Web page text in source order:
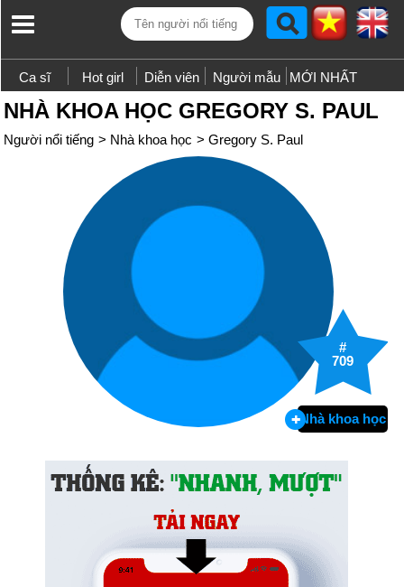
Ca sĩ Hot girl Diễn viên Người mẫu MỚI NHẤT
NHÀ KHOA HỌC GREGORY S. PAUL
Người nổi tiếng > Nhà khoa học > Gregory S. Paul
#
709
Nhà khoa học